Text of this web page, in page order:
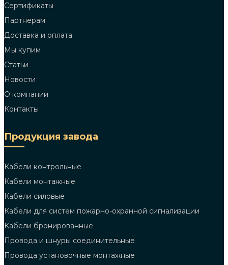
Сертификаты
Партнерам
Доставка и оплата
Мы купим
Статьи
Новости
О компании
Контакты
Продукция завода
Кабели контрольные
Кабели монтажные
Кабели силовые
Кабели для систем пожарно-охранной сигнализации
Кабели бронированные
Провода и шнуры соединительные
Провода установочные монтажные